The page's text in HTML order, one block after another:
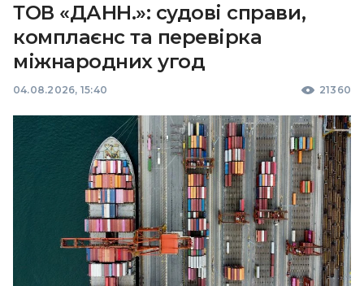
ТОВ «ДАНН.»: судові справи,
комплаєнс та перевірка
міжнародних угод
04.08.2026, 15:40 21360